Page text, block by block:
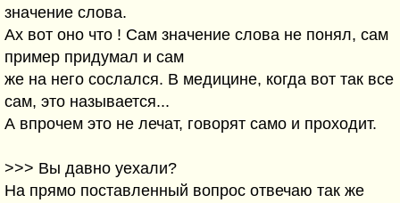
значение слова.
Ах вот оно что ! Сам значение слова не понял, сам
пример придумал и сам
же на него сослался. В медицине, когда вот так все
сам, это называется...
А впрочем это не лечат, говорят само и проходит.
>>> Вы давно уехали?
На прямо поставленный вопрос отвечаю так же